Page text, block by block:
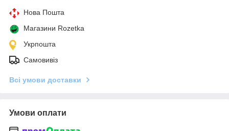
Нова Пошта
Магазини Rozetka
Укрпошта
Самовивіз
Всі умови доставки
Умови оплати